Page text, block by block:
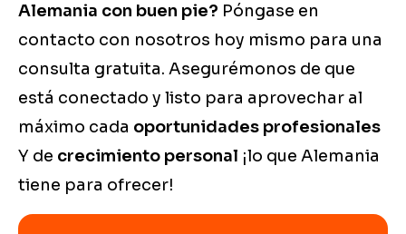
Alemania con buen pie? Póngase en
contacto con nosotros hoy mismo para una
consulta gratuita. Asegurémonos de que
está conectado y listo para aprovechar al
máximo cada oportunidades profesionales
Y de crecimiento personal ¡lo que Alemania
tiene para ofrecer!